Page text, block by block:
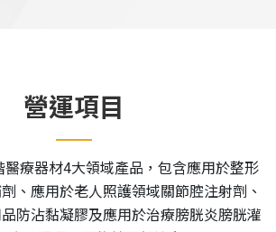
營運項目
療器材4大領域產品，包含應用於整形
、應用於老人照護領域關節腔注射劑、
防沾黏凝膠及應用於治療膀胱炎膀胱灌